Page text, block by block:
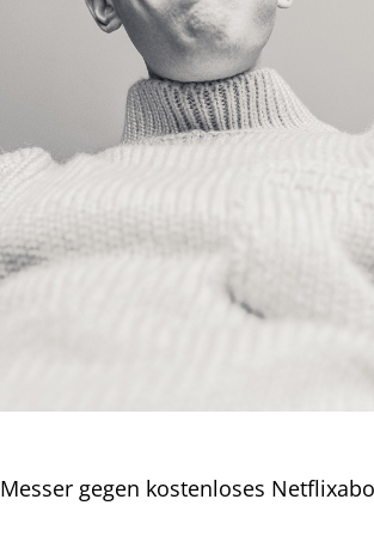
gegen kostenloses Netflixabo